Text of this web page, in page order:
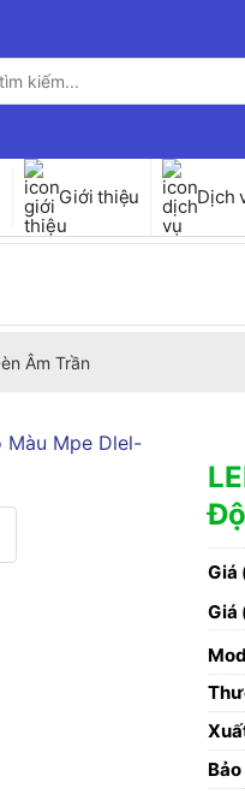
Giới thiệu Dịch
Âm Trần
Giá
Giá